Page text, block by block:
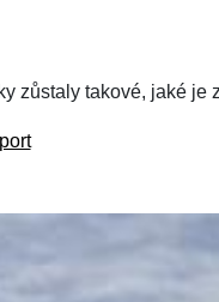
zůstaly takové, jaké